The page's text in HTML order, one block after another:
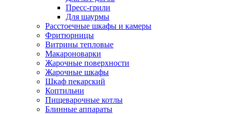
Пресс-грили
Для шаурмы
Расстоечные шкафы и камеры
Фритюрницы
Витрины тепловые
Макароноварки
Жарочные поверхности
Жарочные шкафы
Шкаф пекарский
Коптильни
Пищеварочные котлы
Блинные аппараты